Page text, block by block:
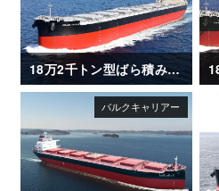
18万2千トン型ばら積み運搬船「GRAND SAKURA」